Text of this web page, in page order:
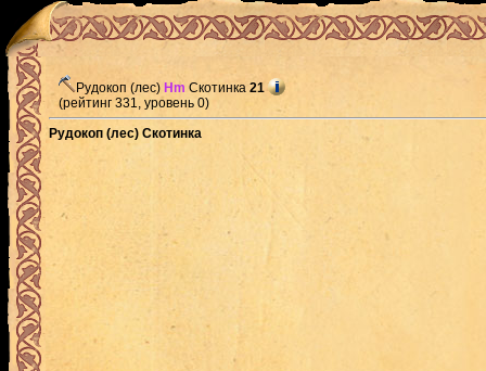
Рудокоп (лес) Hm Скотинка 21
(рейтинг 331, уровень 0)
Рудокоп (лес) Скотинка